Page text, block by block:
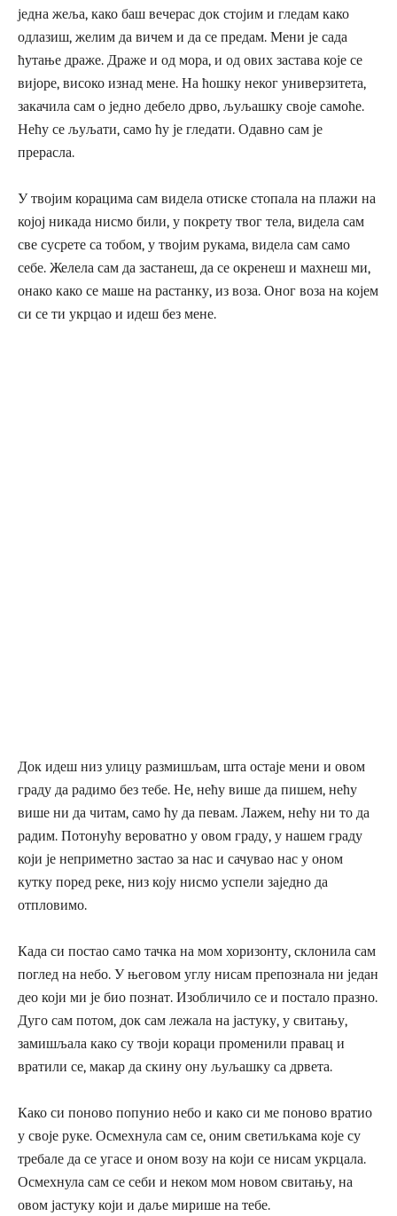
једна жеља, како баш вечерас док стојим и гледам како
одлазиш, желим да вичем и да се предам. Мени је сада
ћутање драже. Драже и од мора, и од ових застава које се
вијоре, високо изнад мене. На ћошку неког универзитета,
закачила сам о једно дебело дрво, љуљашку своје самоће.
Нећу се љуљати, само ћу је гледати. Одавно сам је
прерасла.
У твојим корацима сам видела отиске стопала на плажи на
којој никада нисмо били, у покрету твог тела, видела сам
све сусрете са тобом, у твојим рукама, видела сам само
себе. Желела сам да застанеш, да се окренеш и махнеш ми,
онако како се маше на растанку, из воза. Оног воза на којем
си се ти укрцао и идеш без мене.
Док идеш низ улицу размишљам, шта остаје мени и овом
граду да радимо без тебе. Не, нећу више да пишем, нећу
више ни да читам, само ћу да певам. Лажем, нећу ни то да
радим. Потонућу вероватно у овом граду, у нашем граду
који је неприметно застао за нас и сачувао нас у оном
кутку поред реке, низ коју нисмо успели заједно да
отпловимо.
Када си постао само тачка на мом хоризонту, склонила сам
поглед на небо. У његовом углу нисам препознала ни један
део који ми је био познат. Изобличило се и постало празно.
Дуго сам потом, док сам лежала на јастуку, у свитању,
замишљала како су твоји кораци променили правац и
вратили се, макар да скину ону љуљашку са дрвета.
Како си поново попунио небо и како си ме поново вратио
у своје руке. Осмехнула сам се, оним светиљкама које су
требале да се угасе и оном возу на који се нисам укрцала.
Осмехнула сам се себи и неком мом новом свитању, на
овом јастуку који и даље мирише на тебе.